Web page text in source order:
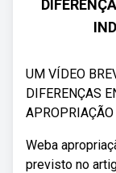
UM VÍDEO
DIFERENÇAS
APROPRIAÇÃO
Weba
previsto no